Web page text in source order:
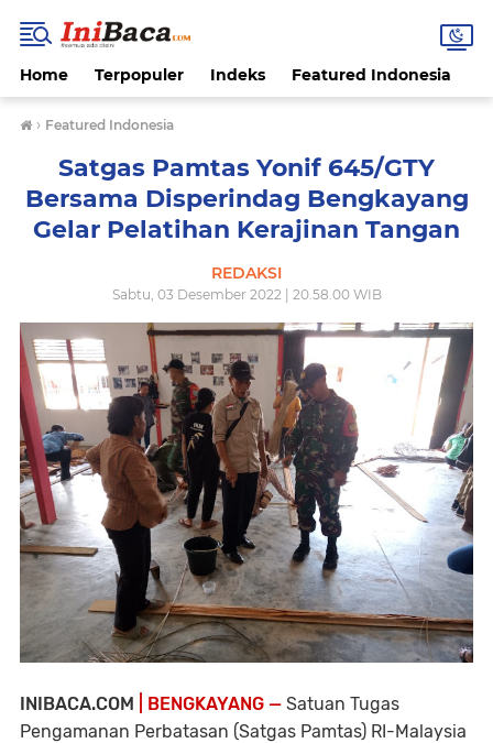
Home Terpopuler Indeks Featured Indonesia
› Featured Indonesia
Satgas Pamtas Yonif 645/GTY
Bersama Disperindag Bengkayang
Gelar Pelatihan Kerajinan Tangan
REDAKSI
Sabtu, 03 Desember 2022 | 20.58.00 WIB
INIBACA.COM | BENGKAYANG — Satuan Tugas
Pengamanan Perbatasan (Satgas Pamtas) RI-Malaysia